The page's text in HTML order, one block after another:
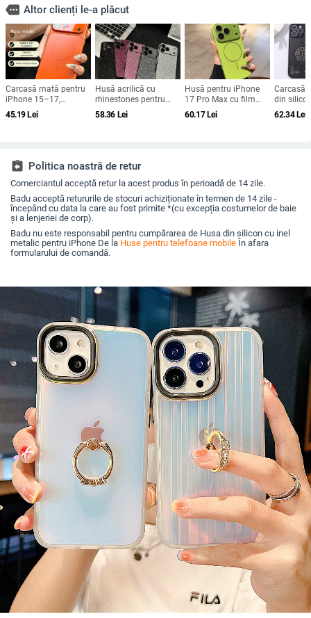
more Altor clienți le-a plăcut
Carcasă mată pentru
iPhone 15–17,
rezistență la șocuri,
protecție pentru
45.19Lei
Husă acrilică cu
rhinestones pentru
iPhone 17 Pro Max,
acoperire completă cu
58.36 Lei
Husă pentru iPhone
17 Pro Max cu film
magnetic pentru
obiectiv și protecție
60.17Lei
Carcasă
din
gravat în
62.34Lei
assignment_return Politica noastră de retur
Comerciantul acceptă retur la acest produs în perioadă de 14 zile.
Badu acceptă retururile de stocuri achiziționate în termen de 14 zile -
începând cu data la care au fost primite *(cu excepția costumelor de baie
și a lenjeriei de corp).
Badu nu este responsabil pentru cumpărarea de Husa din silicon cu inel
metalic pentru iPhone De la Huse pentru telefoane mobile În afara
formularului de comandă.